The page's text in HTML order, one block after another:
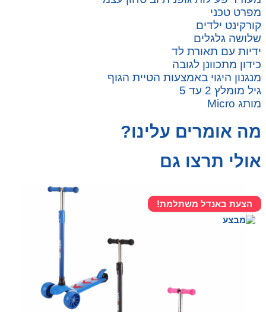
מפרט טכני
קורקינט ילדים
שלושה גלגלים
ידיות עם תאורת לד
כידון מתכוונן לגובה
מנגנון היגוי באמצעות הטיית הגוף
גיל מומלץ 2 עד 5
מותג Micro
מה אומרים עלינו?
אולי תרצו גם
הצעת באנדל משתלמת!